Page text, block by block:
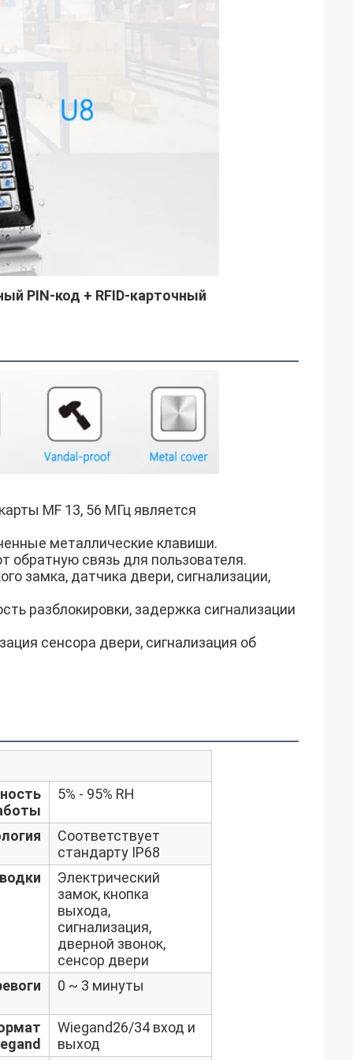
PIN-код + RFID-карточный
MF 13, 56 МГц является
металлические клавиши.
обратную связь для пользователя.
замка, датчика двери, сигнализации,
разблокировки, задержка сигнализации
сенсора двери, сигнализация об
5% - 95% RH
Соответствует
стандарту IP68
Электрический
замок, кнопка
выхода,
сигнализация,
дверной звонок,
сенсор двери
0 ~ 3 минуты
Wiegand26/34 вход и
выход